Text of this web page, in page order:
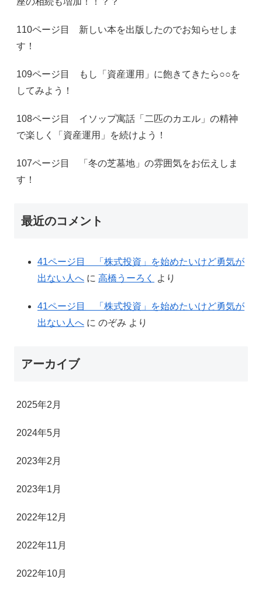
110ページ目 新しい本を出版したのでお知らせしま
す！
109ページ目 もし「資産運用」に飽きてきたら○○を
してみよう！
108ページ目 イソップ寓話「二匹のカエル」の精神
で楽しく「資産運用」を続けよう！
107ページ目 「冬の芝墓地」の雰囲気をお伝えしま
す！
最近のコメント
41ページ目 「株式投資」を始めたいけど勇気が
出ない人へ に 高橋うーろく より
41ページ目 「株式投資」を始めたいけど勇気が
出ない人へ に のぞみ より
アーカイブ
2025年2月
2024年5月
2023年2月
2023年1月
2022年12月
2022年11月
2022年10月